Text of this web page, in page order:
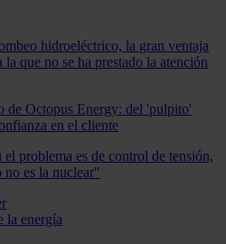
hidroeléctrico, la gran ventaja
que no se ha prestado la atención
de Octopus Energy: del 'pulpito'
en el cliente
problema es de control de tensión,
no es la nuclear"